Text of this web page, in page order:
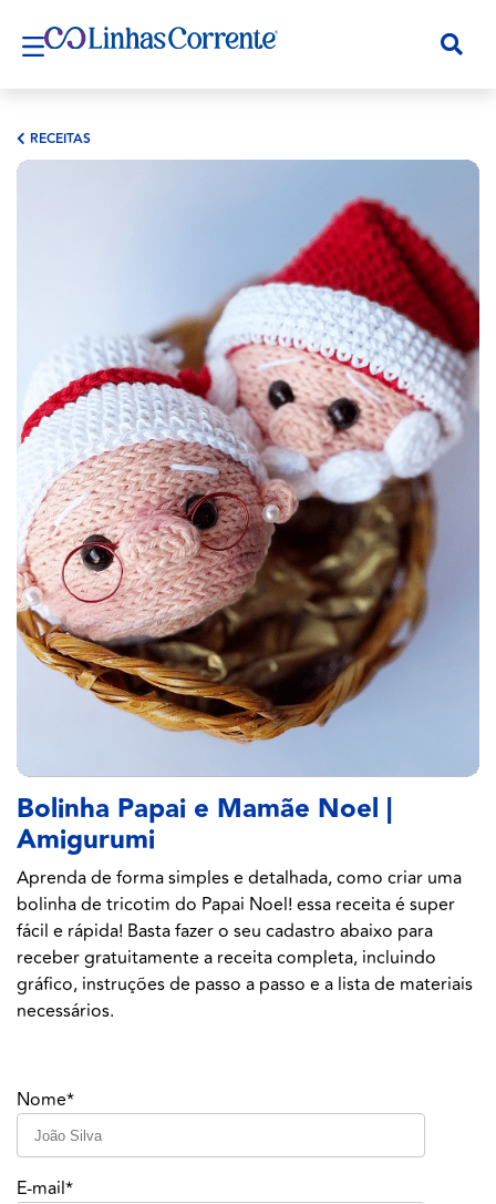
RECEITAS
Bolinha Papai e Mamãe Noel |
Amigurumi
Aprenda de forma simples e detalhada, como criar uma
bolinha de tricotim do Papai Noel! essa receita é super
fácil e rápida! Basta fazer o seu cadastro abaixo para
receber gratuitamente a receita completa, incluindo
gráfico, instruções de passo a passo e a lista de materiais
necessários.
Nome*
E-mail*